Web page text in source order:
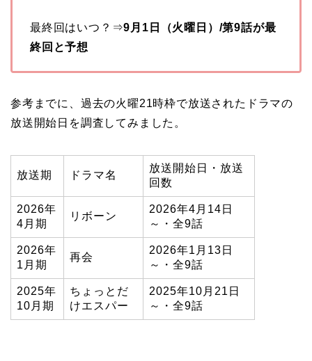
最終回はいつ？⇒9月1日（火曜日）/第9話が最
終回と予想
参考までに、過去の火曜21時枠で放送されたドラマの
放送開始日を調査してみました。
放送期 ドラマ名
放送開始日・放送
回数
2026年
4月期
リボーン
2026年4月14日
～・全9話
2026年
1月期
再会
2026年1月13日
～・全9話
2025年
10月期
ちょっとだ
けエスパー
2025年10月21日
～・全9話